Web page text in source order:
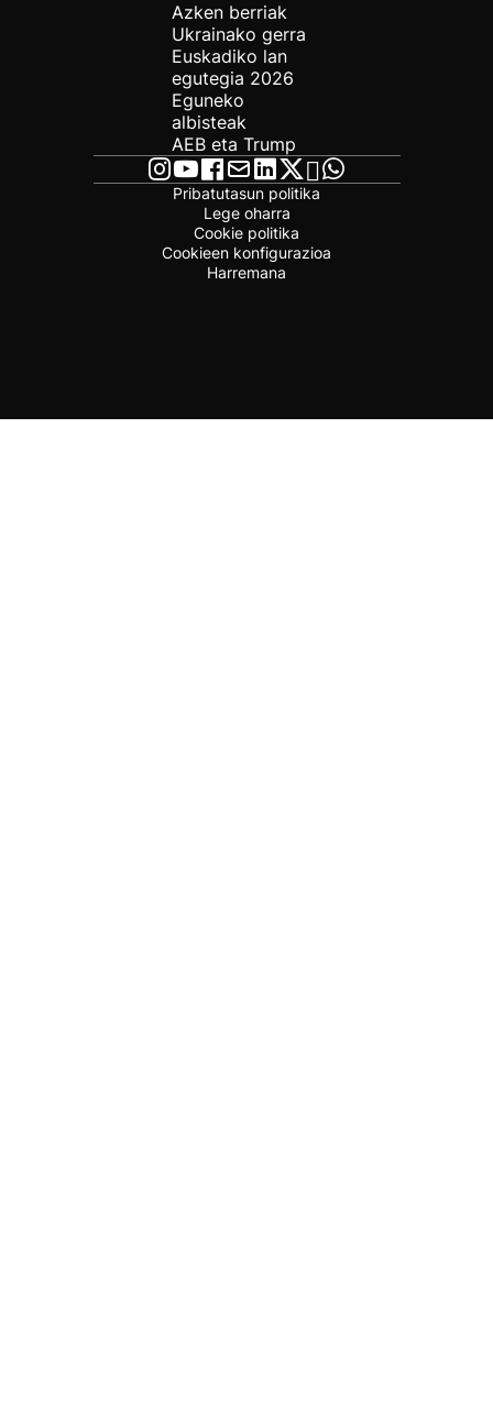
Azken berriak
Ukrainako gerra
Euskadiko lan
egutegia 2026
Eguneko
albisteak
AEB eta Trump
Pribatutasun politika
Lege oharra
Cookie politika
Cookieen konfigurazioa
Harremana